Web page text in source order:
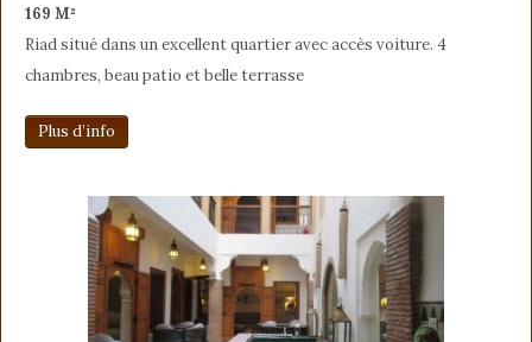
169 M²
Riad situé dans un excellent quartier avec accès voiture. 4
chambres, beau patio et belle terrasse
Plus d’info